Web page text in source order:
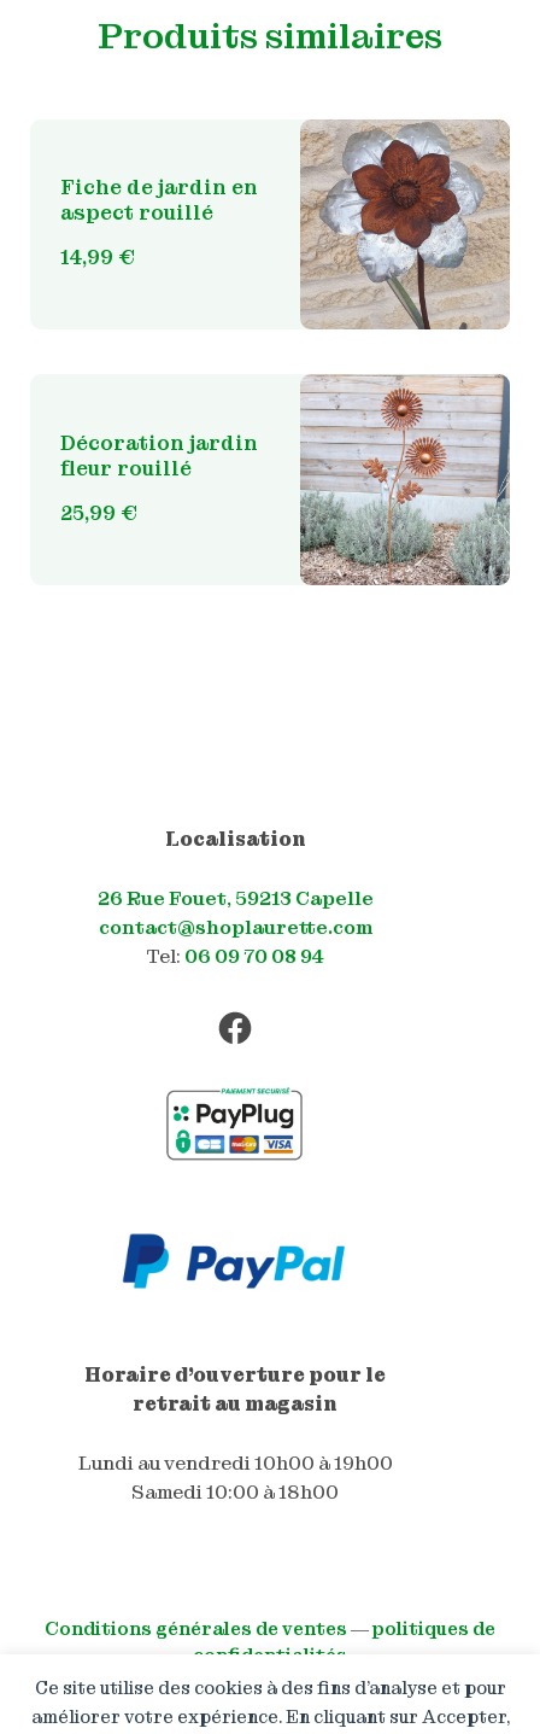
Ce site utilise des cookies à des fins d’analyse et pour
améliorer votre expérience. En cliquant sur Accepter,
Produits similaires
Fiche de jardin en
aspect rouillé
14,99 €
Décoration jardin
fleur rouillé
25,99 €
Localisation
26 Rue Fouet, 59213 Capelle
contact@shoplaurette.com
Tel: 06 09 70 08 94
Facebook
Horaire d'ouverture pour le
retrait au magasin
Lundi au vendredi 10h00 à 19h00
Samedi 10:00 à 18h00
Conditions générales de ventes ―politiques de
confidentialités
© All right reserved